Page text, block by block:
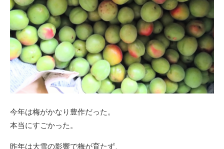
今年は梅がかなり豊作だった。
本当にすごかった。
昨年は大雪の影響で梅が育たず、